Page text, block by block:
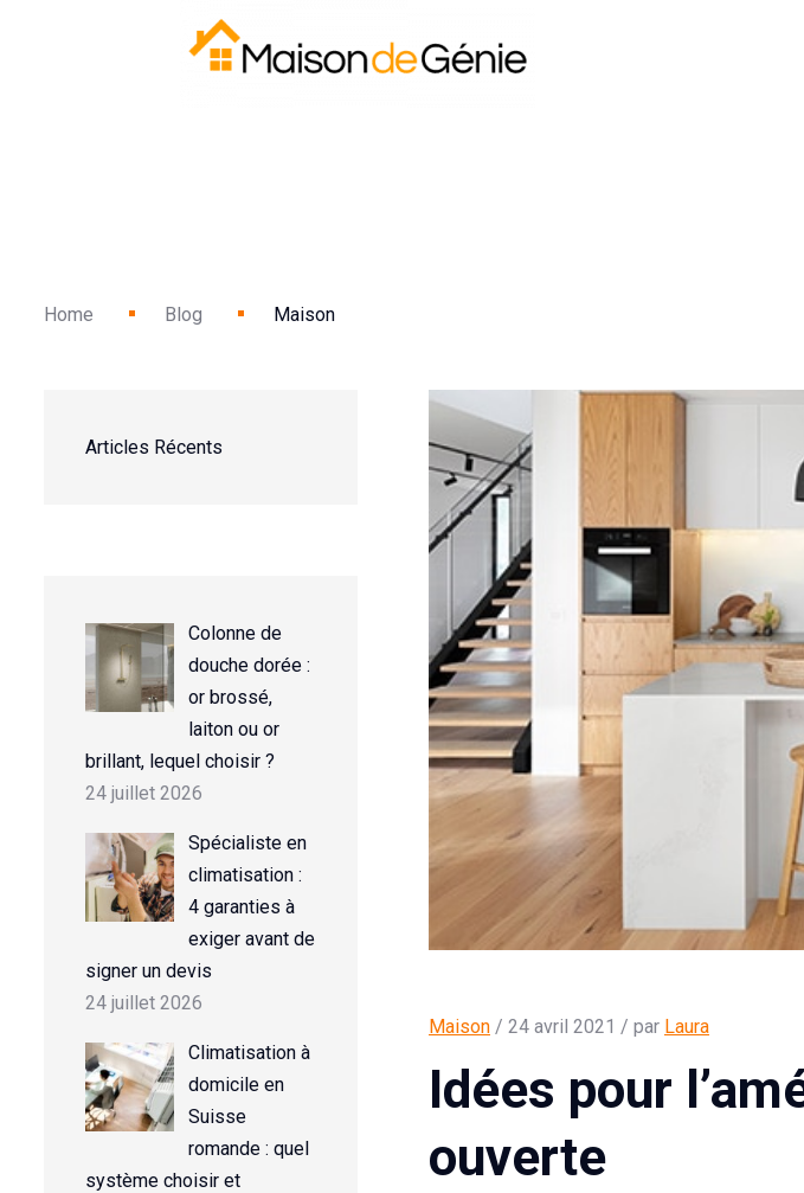
Home Blog Maison
Articles Récents
Colonne de
douche dorée :
or brossé,
laiton ou or
brillant, lequel choisir ?
24 juillet 2026
Spécialiste en
climatisation :
4 garanties à
exiger avant de
signer un devis
24 juillet 2026
Climatisation à
domicile en
Suisse
romande : quel
système choisir et
Maison / 24 avril 2021 / par Laura
Idées pour
ouverte